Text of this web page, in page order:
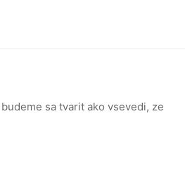
sa tvarit ako vsevedi, ze